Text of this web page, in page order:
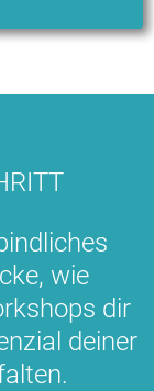
wie
dir
deiner